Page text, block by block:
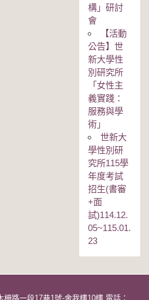
構」研討
會
【活動
公告】世
新大學性
別研究所
「女性主
義實踐：
服務與學
術」
世新大
學性別研
究所115學
年度考試
招生(書審
+面
試)114.12.
05~115.01.
23
路一段17巷1號-舍我樓10樓 電話：